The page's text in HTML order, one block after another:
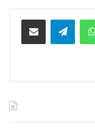
واتس آپ